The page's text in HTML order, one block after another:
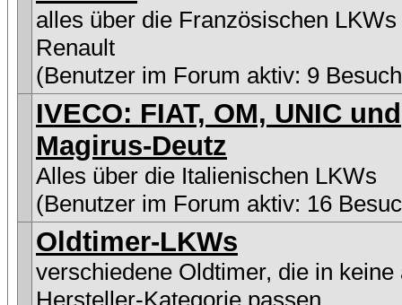
alles über die Französischen LKWs
Renault
(Benutzer im Forum aktiv: 9
IVECO: FIAT, OM, UNIC und
Magirus-Deutz
Alles über die Italienischen LKWs
(Benutzer im Forum aktiv: 16
Oldtimer-LKWs
verschiedene Oldtimer, die in keine
Hersteller-Kategorie passen